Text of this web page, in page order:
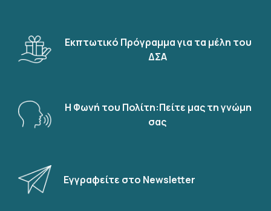
Εκπτωτικό Πρόγραμμα για τα μέλη του
ΔΣΑ
Η Φωνή του Πολίτη:Πείτε μας τη γνώμη
σας
Εγγραφείτε στο Newsletter